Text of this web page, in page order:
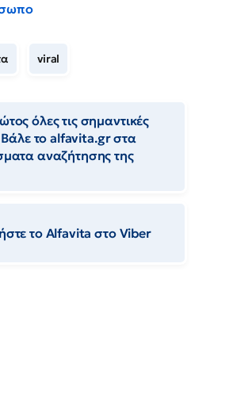
viral
όλες τις σημαντικές
Βάλε το alfavita.gr στα
αναζήτησης της
το Αlfavita στο Viber